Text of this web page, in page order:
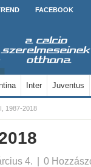
FACEBOOK
Inter Juventus
1987-2018
4. | 0